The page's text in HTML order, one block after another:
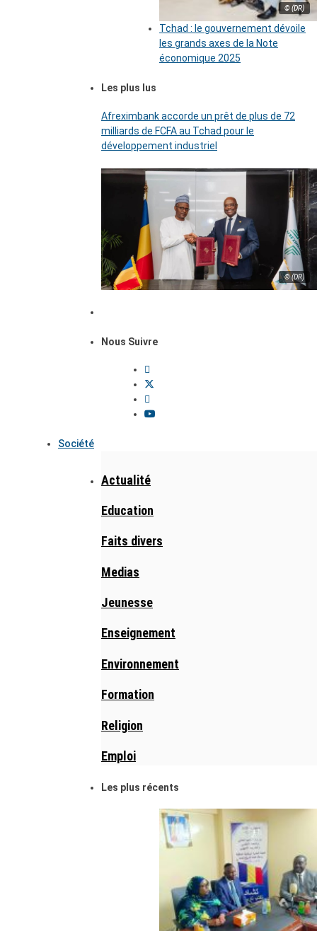
© (DR)
Tchad : le gouvernement dévoile
les grands axes de la Note
économique 2025
Les plus lus
Afreximbank accorde un prêt de plus de 72
milliards de FCFA au Tchad pour le
développement industriel
© (DR)
Nous Suivre
Société
Actualité
Education
Faits divers
Medias
Jeunesse
Enseignement
Environnement
Formation
Religion
Emploi
Les plus récents